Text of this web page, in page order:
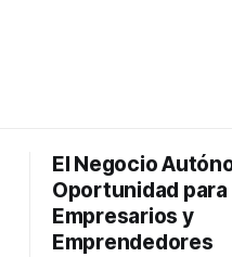
El Negocio
Oportunidad para
Empresarios y
Emprendedores